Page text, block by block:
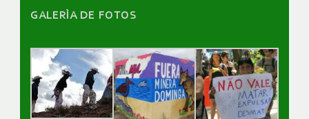
GALERÌA DE FOTOS